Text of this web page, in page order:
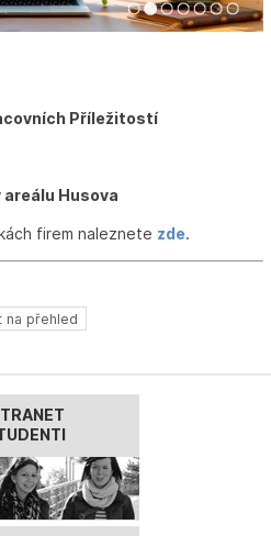
1 2 3 4 5 6 7
Příležitostí
areálu Husova
firem naleznete zde.
na přehled